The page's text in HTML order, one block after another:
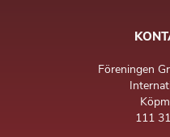
Föreningen
111